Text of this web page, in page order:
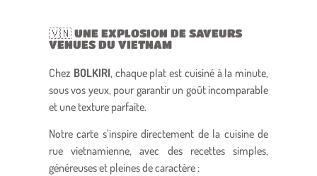
🇻🇳 UNE EXPLOSION DE SAVEURS
VENUES DU VIETNAM
Chez BOLKIRI, chaque plat est cuisiné à la minute,
sous vos yeux, pour garantir un goût incomparable
et une texture parfaite.
Notre carte s’inspire directement de la cuisine de
rue vietnamienne, avec des recettes simples,
généreuses et pleines de caractère :